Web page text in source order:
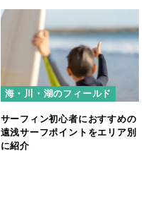
海・川・湖のフィールド
サーフィン初心者におすすめの
遠浅サーフポイントをエリア別
に紹介